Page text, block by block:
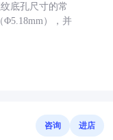
底孔尺寸的常
Φ5.18mm），并
咨询 进店